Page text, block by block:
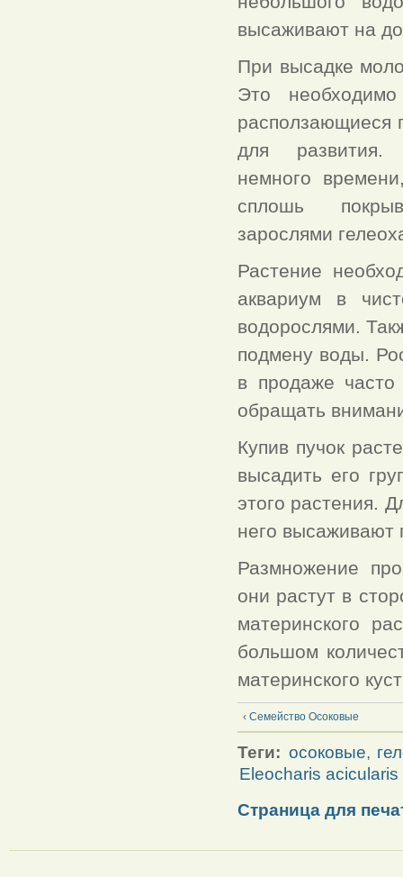
высаживают на
При высадке
Это
расползающиеся
для развития.
немного
сплошь
зарослями
Растение
аквариум в
водорослями.
подмену воды.
в продаже часто
обращать
Купив пучок
высадить его
этого растения.
него высаживают
Размножение
они растут в
материнского
большом
материнского
‹ Семейство Осоковые
Теги: осоковые,
Eleocharis acicularis
Страница для